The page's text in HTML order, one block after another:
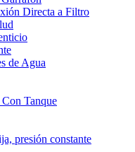
Directa a Filtro
de Agua
Tanque
presión constante